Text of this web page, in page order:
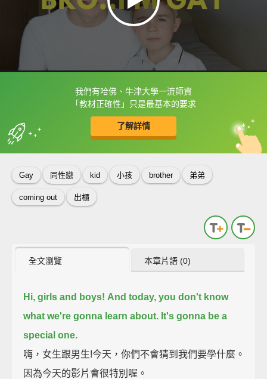
我們有哈佛、牛津大學一流師資
「教材正確性」只是最基本的要求
了解詳情
框選或點兩下字幕可以直接查字典喔！
收錄佳句 中
英
Gay 同性戀 kid 小孩 brother 弟弟
coming out 出櫃
全文瀏覽 本章片語 (0)
Hi, girls and boys! And today, you don't know
what we're gonna learn about. It's gonna be a
special one.
嗨，女生跟男生!今天，你們不會猜到我們要學什麼。
因為今天的影片會很特別喔。